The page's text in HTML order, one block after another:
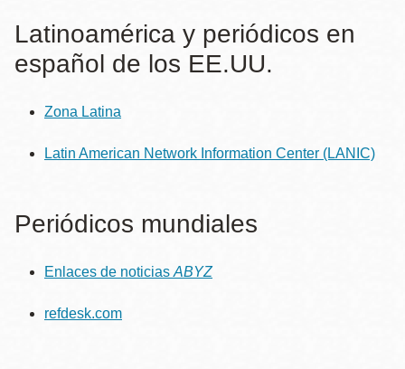
Latinoamérica y periódicos en
español de los EE.UU.
Zona Latina
Latin American Network Information Center (LANIC)
Periódicos mundiales
Enlaces de noticias ABYZ
refdesk.com